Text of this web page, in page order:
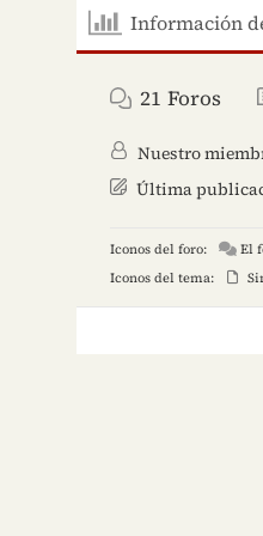
Información
21 Foros
Nuestro
Última
Iconos del foro: El
Iconos del tema: